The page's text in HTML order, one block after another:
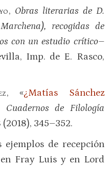
, Obras literarias de D.
recogidas de
con un estudio crítico–
Imp. de E. Rasco,
, «¿Matías Sánchez
Cuadernos de Filología
(2018), 345–352.
ejemplos de recepción
en Fray Luis y en Lord